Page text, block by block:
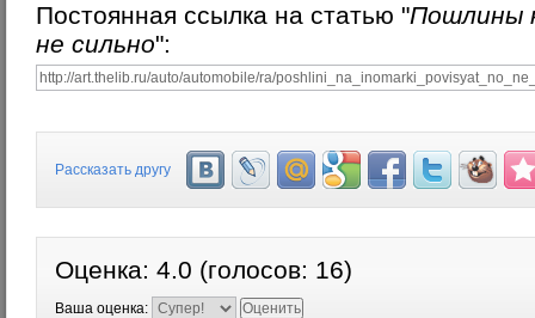
Постоянная ссылка на статью "Пошлины
не сильно":
Рассказать другу
Оценка: 4.0 (голосов: 16)
Ваша оценка: